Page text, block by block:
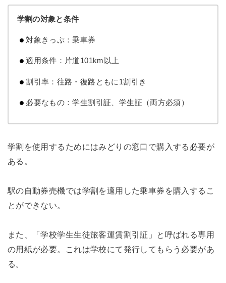
学割の対象と条件
対象きっぷ：乗車券
適用条件：片道101km以上
割引率：往路・復路ともに1割引き
必要なもの：学生割引証、学生証（両方必須）
学割を使用するためにはみどりの窓口で購入する必要が
ある。
駅の自動券売機では学割を適用した乗車券を購入するこ
とができない。
また、「学校学生生徒旅客運賃割引証」と呼ばれる専用
の用紙が必要。これは学校にて発行してもらう必要があ
る。